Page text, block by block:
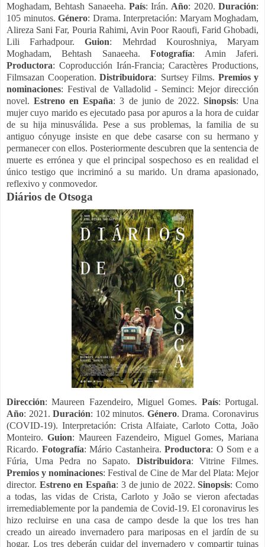
Moghadam, Behtash Sanaeeha. País: Irán. Año: 2020.Duración:
105 minutos. Género: Drama. Interpretación: Maryam Moghadam,
Alireza Sani Far, Pouria Rahimi, Avin Poor Raoufi, Farid Ghobadi,
Lili Farhadpour.Guion: Mehrdad Kouroshniya, Maryam
Moghadam, Behtash Sanaeeha.Fotografía: Amin Jaferi.
Productora: Coproducción Irán-Francia; Caractères Productions,
Filmsazan Cooperation. Distribuidora: Surtsey Films. Premios y
nominaciones: Festival de Valladolid - Seminci: Mejor dirección
novel.Estreno en España: 3 de junio de 2022. Sinopsis: Una
mujer cuyo marido es ejecutado pasa por apuros a la hora de cuidar
de su hija minusválida. Pese a sus problemas, la familia de su
antiguo cónyuge insiste en que debe casarse con su hermano y
permanecer con ellos. Posteriormente descubren que la sentencia de
muerte es errónea y que el principal sospechoso es en realidad el
único testigo que incriminó a su marido. Un drama apasionado,
reflexivo y conmovedor.
Diários de Otsoga
Dirección: Maureen Fazendeiro, Miguel Gomes. País: Portugal.
Año: 2021.Duración: 102 minutos. Género. Drama. Coronavirus
(COVID-19). Interpretación: Crista Alfaiate, Carloto Cotta, João
Monteiro. Guion: Maureen Fazendeiro, Miguel Gomes, Mariana
Ricardo. Fotografía: Mário Castanheira. Productora: O Som e a
Fúria, Uma Pedra no Sapato. Distribuidora: Vitrine Filmes.
Premios y nominaciones: Festival de Cine de Mar del Plata: Mejor
director. Estreno en España: 3 de junio de 2022.Sinopsis: Como
a todas, las vidas de Crista, Carloto y João se vieron afectadas
irremediablemente por la pandemia de Covid-19. El coronavirus les
hizo recluirse en una casa de campo desde la que los tres han
creado un aireado invernadero para mariposas en el jardín de su
hogar. Los tres deberán cuidar del invernadero y compartir tuinas